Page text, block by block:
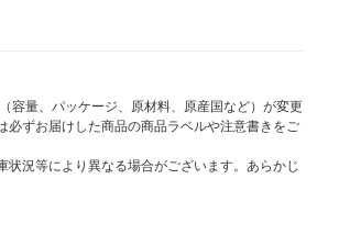
容量、パッケージ、原材料、原産国など）が変更
ずお届けした商品の商品ラベルや注意書きをご
況等により異なる場合がございます。あらかじ